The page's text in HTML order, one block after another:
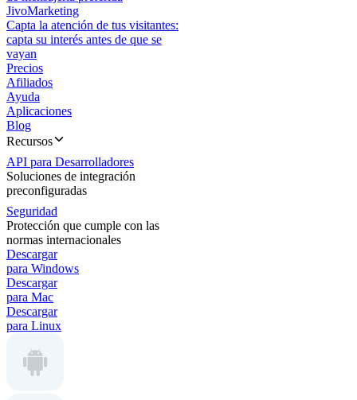
JivoMarketing
Capta la atención de tus visitantes:
capta su interés antes de que se
vayan
Precios
Afiliados
Ayuda
Aplicaciones
Blog
Recursos
API para Desarrolladores
Soluciones de integración
preconfiguradas
Seguridad
Protección que cumple con las
normas internacionales
Descargar
para Windows
Descargar
para Mac
Descargar
para Linux